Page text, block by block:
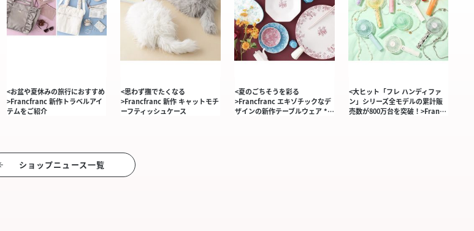
<お盆や夏休みの旅行におすすめ
>Francfranc 新作トラベルアイ
テムをご紹介
<思わず撫でたくなる
>Francfranc 新作 キャットモチ
ーフティッシュケース
<夏のごちそうを彩る
>Francfranc エキゾチックなデ
ザインの新作テーブルウェア *…
<大ヒット「フレ ハンディファ
ン」シリーズ全モデルの累計販
売数が800万台を突破！>Fran…
ショップニュース⼀覧